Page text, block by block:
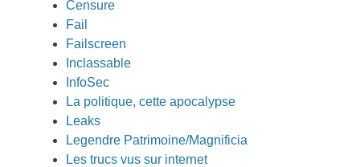
Censure
Fail
Failscreen
Inclassable
InfoSec
La politique, cette apocalypse
Leaks
Legendre Patrimoine/Magnificia
Les trucs vus sur internet